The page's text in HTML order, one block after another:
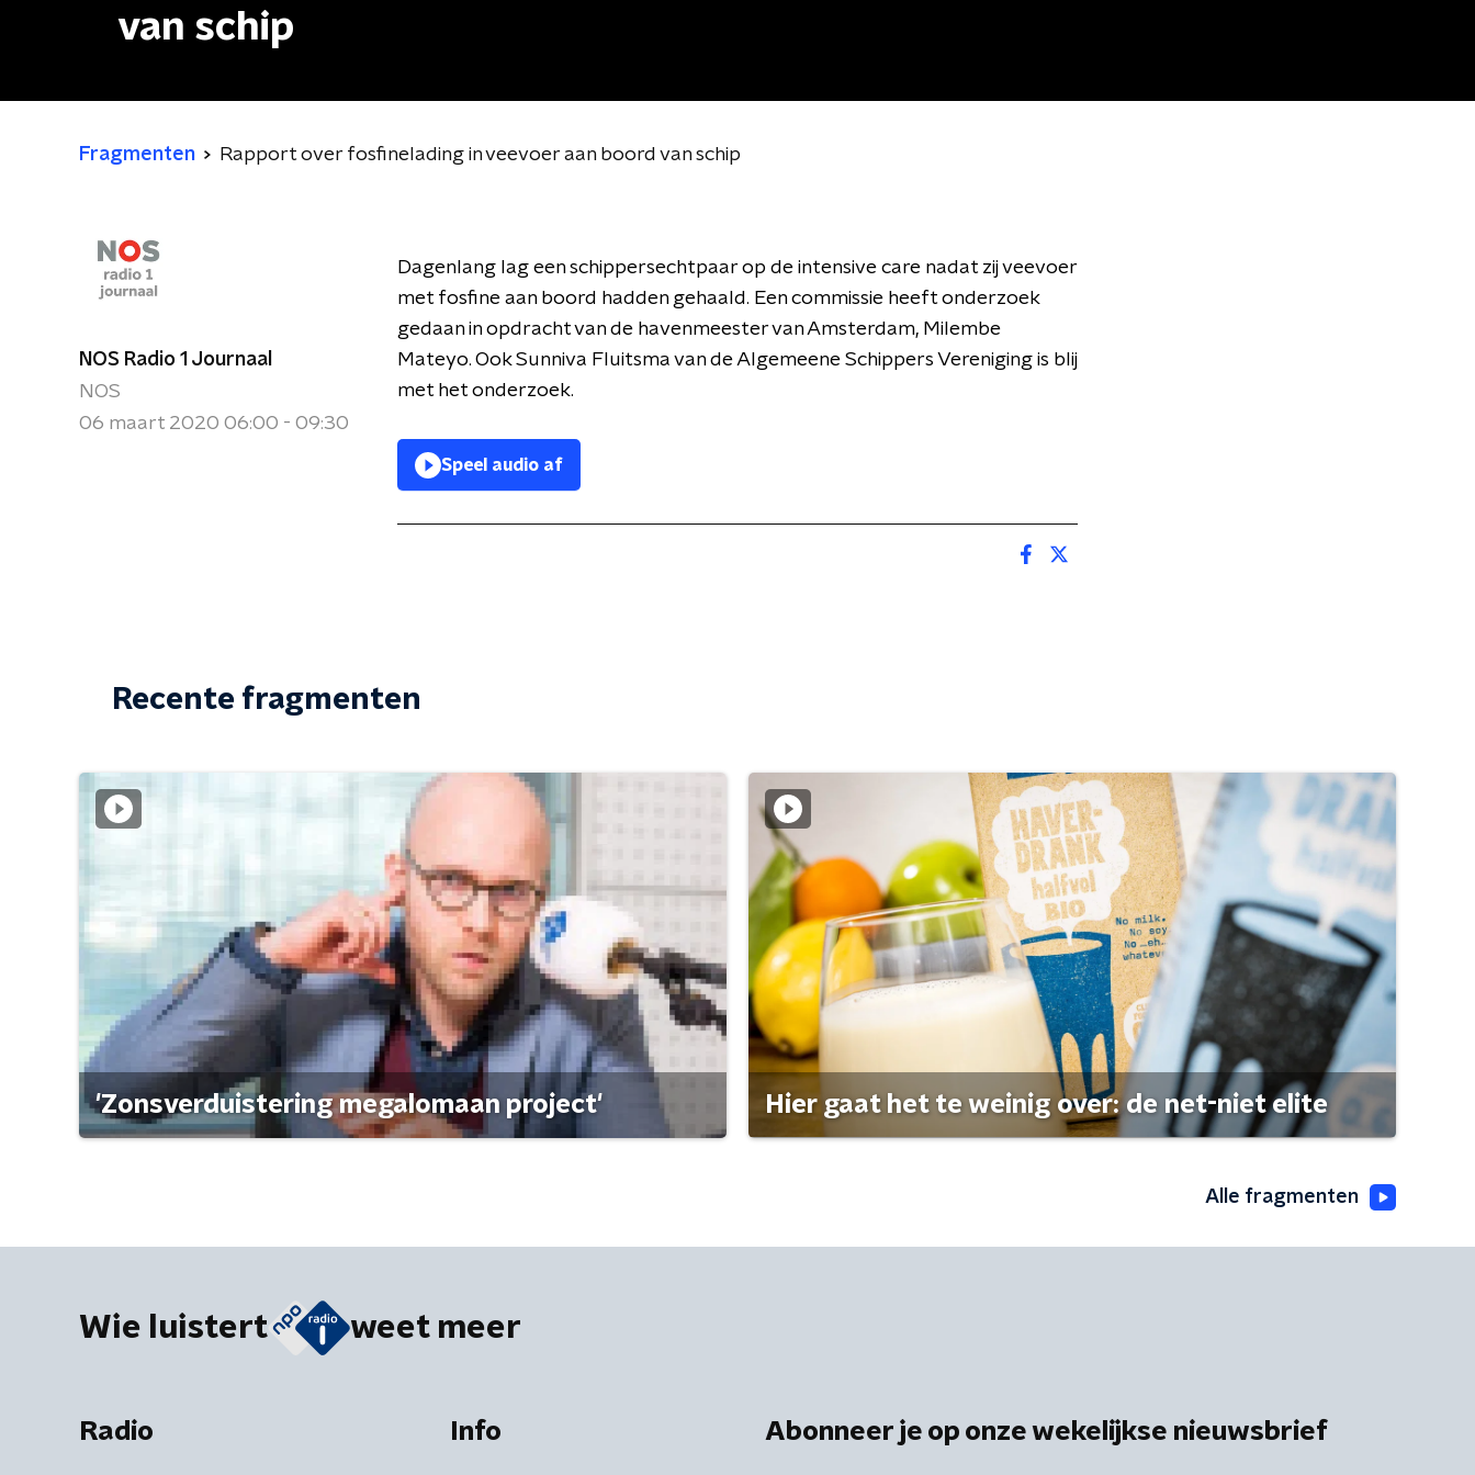
van schip
Fragmenten Rapport over fosfinelading in veevoer aan boord van schip
NOS Radio 1 Journaal
NOS
06 maart 2020 06:00 - 09:30
Dagenlang lag een schippersechtpaar op de intensive care nadat zij veevoer
met fosfine aan boord hadden gehaald. Een commissie heeft onderzoek
gedaan in opdracht van de havenmeester van Amsterdam, Milembe
Mateyo. Ook Sunniva Fluitsma van de Algemeene Schippers Vereniging is blij
met het onderzoek.
Speel audio af
Recente fragmenten
'Zonsverduistering megalomaan project' Hier gaat het te weinig over: de net-niet elite
Alle fragmenten
Wie luistert weet meer
Radio Info Abonneer je op onze wekelijkse nieuwsbrief